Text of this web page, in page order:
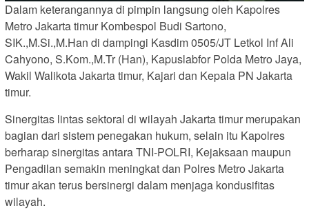
Dalam keterangannya di pimpin langsung oleh Kapolres
Metro Jakarta timur Kombespol Budi Sartono,
SIK.,M.Si.,M.Han di dampingi Kasdim 0505/JT Letkol Inf Ali
Cahyono, S.Kom.,M.Tr (Han), Kapuslabfor Polda Metro Jaya,
Wakil Walikota Jakarta timur, Kajari dan Kepala PN Jakarta
timur.
Sinergitas lintas sektoral di wilayah Jakarta timur merupakan
bagian dari sistem penegakan hukum, selain itu Kapolres
berharap sinergitas antara TNI-POLRI, Kejaksaan maupun
Pengadilan semakin meningkat dan Polres Metro Jakarta
timur akan terus bersinergi dalam menjaga kondusifitas
wilayah.